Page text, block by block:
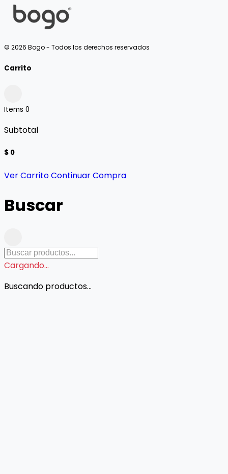
© 2026 Bogo - Todos los derechos reservados
Carrito
Items 0
Subtotal
$ 0
Ver CarritoContinuar Compra
Buscar
Cargando...
Buscando productos...